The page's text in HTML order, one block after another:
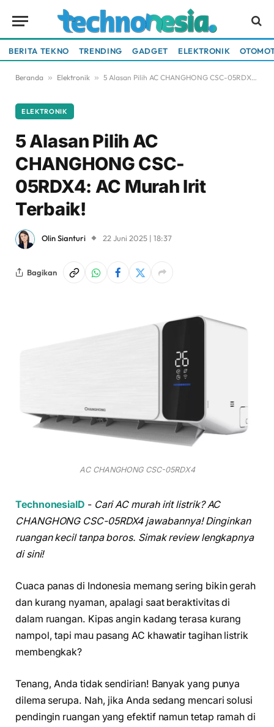
BERITA TEKNO TRENDING GADGET ELEKTRONIK
Beranda » Elektronik » 5 Alasan Pilih AC CHANGHONG CSC-05RDX4: AC Murah Irit Terbaik!
ELEKTRONIK
5 Alasan Pilih AC
CHANGHONG CSC-
05RDX4: AC Murah Irit
Terbaik!
Olin Sianturi 22 Juni 2025 | 18:37
Bagikan
AC CHANGHONG CSC-05RDX4
TechnonesiaID - Cari AC murah irit listrik? AC
CHANGHONG CSC-05RDX4 jawabannya! Dinginkan
ruangan kecil tanpa boros. Simak review lengkapnya
di sini!
Cuaca panas di Indonesia memang sering bikin gerah
dan kurang nyaman, apalagi saat beraktivitas di
dalam ruangan. Kipas angin kadang terasa kurang
nampol, tapi mau pasang AC khawatir tagihan listrik
membengkak?
Tenang, Anda tidak sendirian! Banyak yang punya
dilema serupa. Nah, jika Anda sedang mencari solusi
pendingin ruangan yang efektif namun tetap ramah di